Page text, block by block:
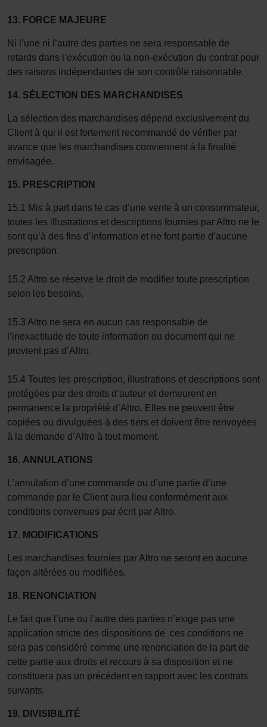
13. FORCE MAJEURE
Ni l’une ni l’autre des parties ne sera responsable de
retards dans l’exécution ou la non-exécution du contrat pour
des raisons indépendantes de son contrôle raisonnable.
14. SÉLECTION DES MARCHANDISES
La sélection des marchandises dépend exclusivement du
Client à qui il est fortement recommandé de vérifier par
avance que les marchandises conviennent à la finalité
envisagée.
15. PRESCRIPTION
15.1 Mis à part dans le cas d’une vente à un consommateur,
toutes les illustrations et descriptions fournies par Altro ne le
sont qu’à des fins d’information et ne font partie d’aucune
prescription.
15.2 Altro se réserve le droit de modifier toute prescription
selon les besoins.
15.3 Altro ne sera en aucun cas responsable de
l’inexactitude de toute information ou document qui ne
provient pas d’Altro.
15.4 Toutes les prescription, illustrations et descriptions sont
protégées par des droits d’auteur et demeurent en
permanence la propriété d’Altro. Elles ne peuvent être
copiées ou divulguées à des tiers et doivent être renvoyées
à la demande d’Altro à tout moment.
16. ANNULATIONS
L’annulation d’une commande ou d’une partie d’une
commande par le Client aura lieu conformément aux
conditions convenues par écrit par Altro.
17. MODIFICATIONS
Les marchandises fournies par Altro ne seront en aucune
façon altérées ou modifiées.
18. RENONCIATION
Le fait que l’une ou l’autre des parties n’exige pas une
application stricte des dispositions de ces conditions ne
sera pas considéré comme une renonciation de la part de
cette partie aux droits et recours à sa disposition et ne
constituera pas un précédent en rapport avec les contrats
suivants.
19. DIVISIBILITÉ